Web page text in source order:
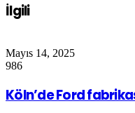
İlgili
Mayıs 14, 2025
986
Köln’de Ford